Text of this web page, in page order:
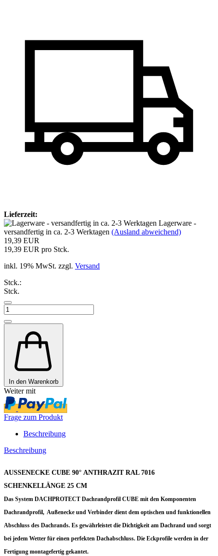
Lieferzeit:
Lagerware -
versandfertig in ca. 2-3 Werktagen (Ausland abweichend)
19,39 EUR
19,39 EUR pro Stck.
inkl. 19% MwSt. zzgl. Versand
Stck.:
Stck.
In den Warenkorb
Weiter mit
Frage zum Produkt
Beschreibung
Beschreibung
AUSSENECKE CUBE 90° ANTHRAZIT RAL 7016
SCHENKELLÄNGE 25 CM
Das System DACHPROTECT Dachrandprofil CUBE mit den Komponenten
Dachrandprofil, Außenecke und Verbinder dient dem optischen und funktionellen
Abschluss des Dachrands. Es gewährleistet die Dichtigkeit am Dachrand und sorgt
bei jedem Wetter für einen perfekten Dachabschluss. Die Eckprofile werden in der
Fertigung montagefertig gekantet.